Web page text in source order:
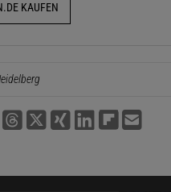
KAUFEN